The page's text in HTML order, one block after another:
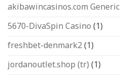
akibawincasinos.com Generic
5670-DivaSpin Casino (1)
freshbet-denmark2(1)
jordanoutlet.shop (tr) (1)